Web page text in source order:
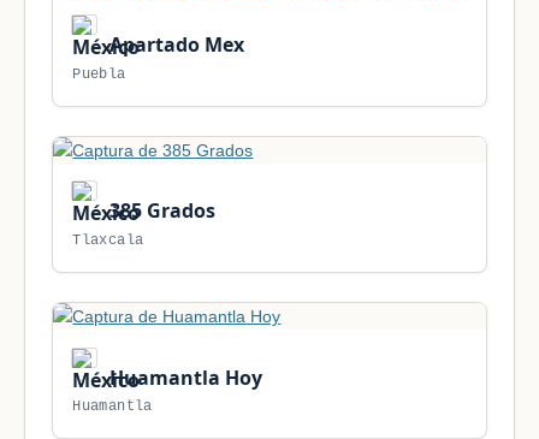
Apartado Mex
Puebla
385 Grados
Tlaxcala
Huamantla Hoy
Huamantla